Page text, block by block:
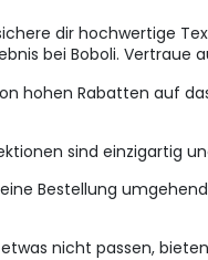
dir hochwertige
bei Boboli. Vertraue
hohen Rabatten auf
sind einzigartig
Bestellung
nicht passen,